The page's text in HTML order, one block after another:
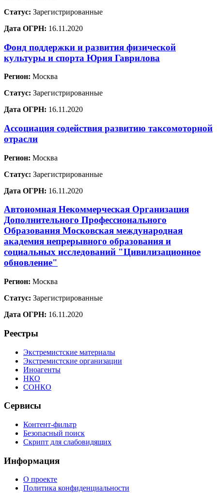
Статус: Зарегистрированные
Дата ОГРН: 16.11.2020
Фонд поддержки и развития физической
культуры и спорта Юрия Гаврилова
Регион: Москва
Статус: Зарегистрированные
Дата ОГРН: 16.11.2020
Ассоциация содействия развитию таксомоторной
отрасли
Регион: Москва
Статус: Зарегистрированные
Дата ОГРН: 16.11.2020
Автономная Некоммерческая Организация
Дополнительного Профессионального
Образования Московская международная
академия непрерывного образования и
социальных исследований "Цивилизационное
обновление"
Регион: Москва
Статус: Зарегистрированные
Дата ОГРН: 16.11.2020
Реестры
Экстремистские материалы
Экстремистские организации
Иноагенты
НКО
СОНКО
Сервисы
Контент-фильтр
Безопасный поиск
Скрипт для слабовидящих
Информация
О проекте
Политика конфиденциальности